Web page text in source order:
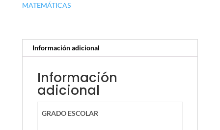
MATEMÁTICAS
Información adicional
Información
adicional
GRADO ESCOLAR